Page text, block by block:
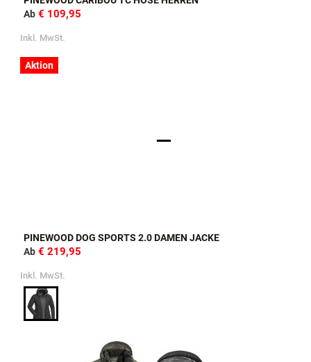
Ab € 109,95
Inkl. MwSt.
Aktion
PINEWOOD DOG SPORTS 2.0 DAMEN JACKE
Ab € 219,95
Inkl. MwSt.